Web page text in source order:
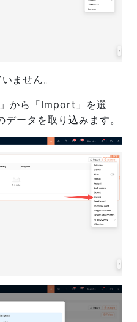
ません。
から「Import」を選
ータを取り込みます。